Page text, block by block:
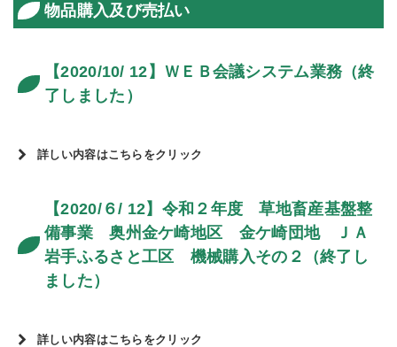
物品購入及び売払い
【2020/10/ 12】ＷＥＢ会議システム業務（終
了しました）
詳しい内容はこちらをクリック
【2020/６/ 12】令和２年度 草地畜産基盤整
備事業 奥州金ケ崎地区 金ケ崎団地 ＪＡ
岩手ふるさと工区 機械購入その２（終了し
ました）
詳しい内容はこちらをクリック